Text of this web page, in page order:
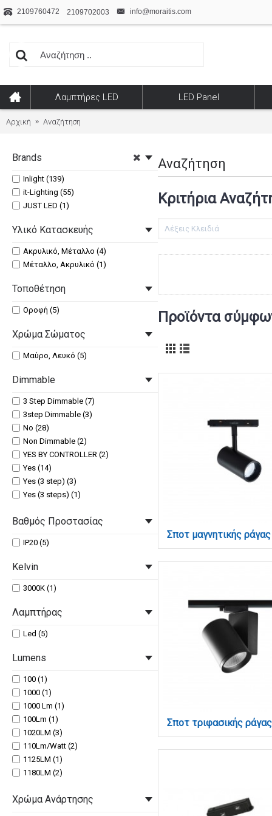
2109760472 2109702003 info@moraitis.com
Λαμπτήρες LED LED Panel
Αρχική Αναζήτηση
Brands
Inlight (139)
it-Lighting (55)
JUST LED (1)
Υλικό Κατασκευής
Ακρυλικό, Μέταλλο (4)
Μέταλλο, Ακρυλικό (1)
Τοποθέτηση
Οροφή (5)
Χρώμα Σώματος
Μαύρο, Λευκό (5)
Dimmable
3 Step Dimmable (7)
3step Dimmable (3)
No (28)
Non Dimmable (2)
YES BY CONTROLLER (2)
Yes (14)
Yes (3 step) (3)
Yes (3 steps) (1)
(2)
Ναι (4)
Βαθμός Προστασίας
IP20 (5)
Kelvin
3000Κ (1)
Λαμπτήρας
Led (5)
Lumens
100 (1)
1000 (1)
1000 Lm (1)
100Lm (1)
1020LM (3)
110Lm/Watt (2)
1125LM (1)
1180LM (2)
1200 (1)
Χρώμα Ανάρτησης
Αναζήτηση
Κριτήρια
Προϊόντα